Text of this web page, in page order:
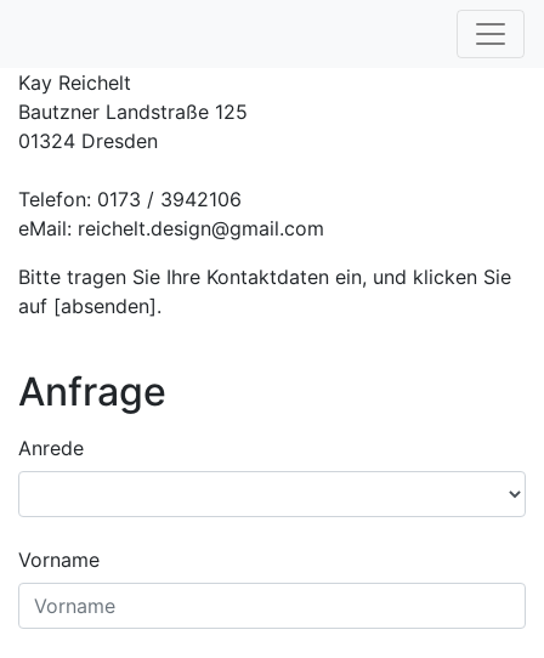
Kay Reichelt
Bautzner Landstraße 125
01324 Dresden
Telefon: 0173 / 3942106
eMail: reichelt.design@gmail.com
Bitte tragen Sie Ihre Kontaktdaten ein, und klicken Sie
auf [absenden].
Anfrage
Anrede
Vorname